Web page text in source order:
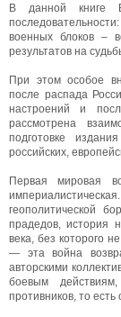
В данной книге
военных блоков –
результатов на
При этом особое
после распада
настроений и
рассмотрена
подготовке
российских,
Первая мировая
геополитической
прадедов, история
века, без которого
— эта война
авторскими
боевым
противников, то